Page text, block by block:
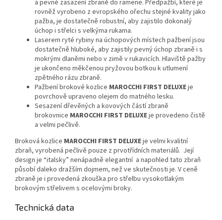
a pevné zasazení zbraně do ramene. Předpažbí, které je
rovněž vyrobeno z evropského ořechu stejné kvality jako
pažba, je dostatečně robustní, aby zajistilo dokonalý
úchop i střelci s velkýma rukama.
Laserem ryté rybiny na úchopových místech pažbení jsou
dostatečně hluboké, aby zajistily pevný úchop zbraně i s
mokrými dlaněmi nebo v zimě v rukavicích. Hlaviště pažby
je ukončeno měkčenou pryžovou botkou k utlumení
zpětného rázu zbraně.
Pažbení brokové kozlice MAROCCHI FIRST DELUXEje
povrchově upraveno olejem do matného lesku.
Sesazení dřevěných a kovových částí zbraně
brokovnice MAROCCHI FIRST DELUXEje provedeno čistě
a velmi pečlivě.
Broková kozlice MAROCCHI FIRST DELUXEje velmi kvalitní
zbraň, vyrobená pečlivě pouze z prvotřídních materiálů. Její
design je “italsky” nenápadně elegantní a napohled tato zbraň
působí daleko dražším dojmem, než ve skutečnosti je. V ceně
zbraně je i provedená zkouška pro střelbu vysokotlakým
brokovým střelivem s ocelovými broky.
Technická data